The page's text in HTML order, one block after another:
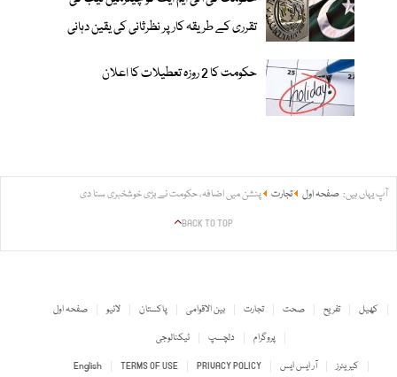
تقرری کے طریقہ کار پر نظرثانی کی یقین دہانی
حکومت کا 2 روزہ تعطیلات کا اعلان
آپ یہاں ہیں: صفحہ اول تجارت پنشن میں اضافہ، حکومت نے بڑی خوشخبری سنا دی
BACK TO TOP
صفحہ اول لائیو پاکستان بین الاقوامی تجارت صحت تفریح
کھیل
ٹیکنالوجی
دلچسپ
پروگرام
English
TERMS OF USE PRIVACY POLICY آر ایس ایس کیریئرز